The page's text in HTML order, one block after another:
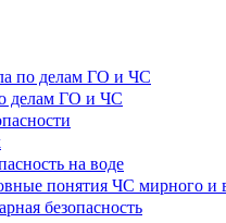
по делам ГО и ЧС
делам ГО и ЧС
на воде
понятия ЧС мирного и
безопасность